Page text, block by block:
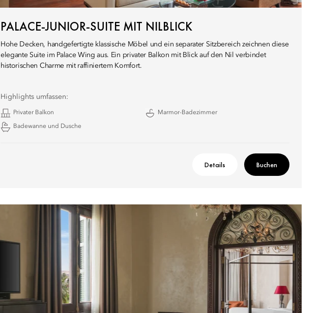
PALACE-JUNIOR-SUITE MIT NILBLICK
Hohe Decken, handgefertigte klassische Möbel und ein separater Sitzbereich zeichnen diese
elegante Suite im Palace Wing aus. Ein privater Balkon mit Blick auf den Nil verbindet
historischen Charme mit raffiniertem Komfort.
Highlights umfassen:
Privater Balkon Marmor-Badezimmer
Badewanne und Dusche
Details Buchen